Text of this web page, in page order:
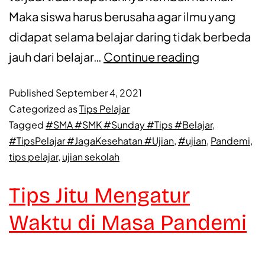
Maka siswa harus berusaha agar ilmu yang
didapat selama belajar daring tidak berbeda
jauh dari belajar… Continue reading
Published September 4, 2021
Categorized asTips Pelajar
Tagged#SMA #SMK #Sunday #Tips #Belajar,
#TipsPelajar #JagaKesehatan #Ujian,#ujian, Pandemi,
tips pelajar, ujian sekolah
Tips Jitu Mengatur
Waktu di Masa Pandemi